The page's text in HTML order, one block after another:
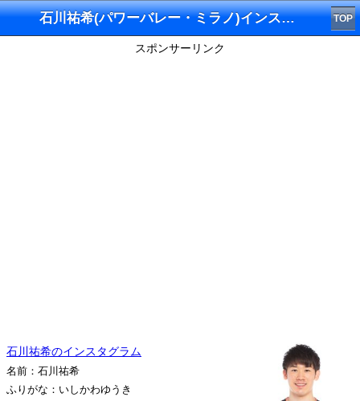
石川祐希(パワーバレー・ミラノ)インスタグラム TOP
スポンサーリンク
石川祐希のインスタグラム
名前：石川祐希
ふりがな：いしかわゆうき